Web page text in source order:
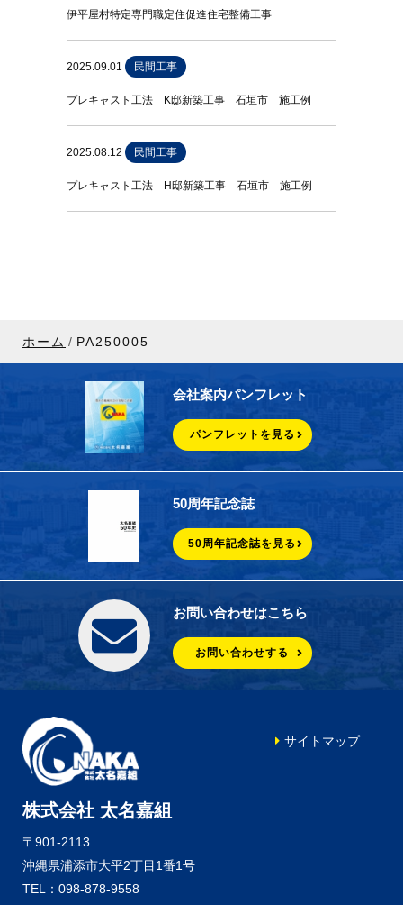
伊平屋村特定専門職定住促進住宅整備工事
2025.09.01 民間工事
プレキャスト工法 K邸新築工事 石垣市 施工例
2025.08.12 民間工事
プレキャスト工法 H邸新築工事 石垣市 施工例
ホーム PA250005
会社案内パンフレット
パンフレットを見る
50周年記念誌
50周年記念誌を見る
お問い合わせはこちら
お問い合わせする
株式会社 太名嘉組
〒901-2113
沖縄県浦添市大平2丁目1番1号
TEL：098-878-9558
サイトマップ